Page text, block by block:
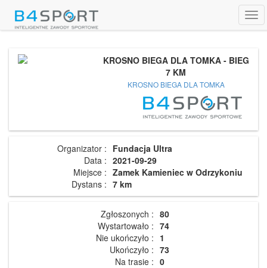
KROSNO BIEGA DLA TOMKA - BIEG
7 KM
KROSNO BIEGA DLA TOMKA
Organizator : Fundacja Ultra
Data : 2021-09-29
Miejsce : Zamek Kamieniec w Odrzykoniu
Dystans : 7 km
Zgłoszonych : 80
Wystartowało : 74
Nie ukończyło : 1
Ukończyło : 73
Na trasie : 0